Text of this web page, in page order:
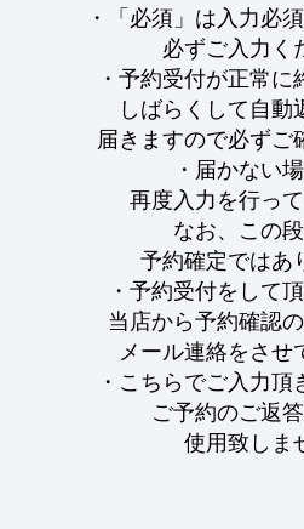
・「必須」は入力必
必ずご入力く
・予約受付が正常に
しばらくして自動
届きますので必ずご
・届かない場
再度入力を行って
なお、この
予約確定ではあ
・予約受付をして
当店から予約確認
メール連絡をさせ
・こちらでご入力頂
ご予約のご返
使用致しま